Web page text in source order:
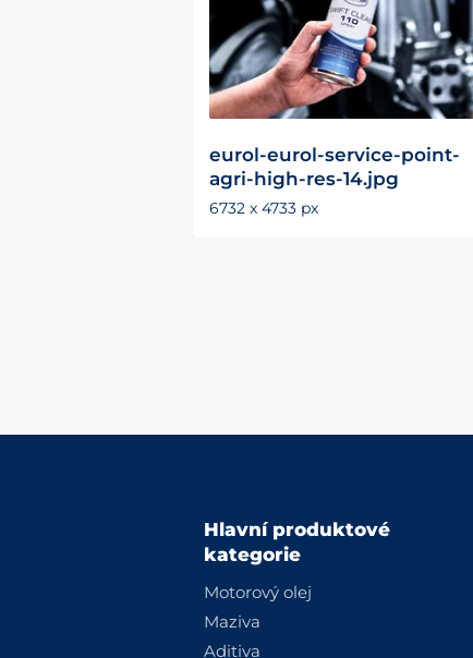
eurol-eurol-service-point-
agri-high-res-14.jpg
6732 x 4733 px
Hlavní produktové
kategorie
Motorový olej
Maziva
Aditiva